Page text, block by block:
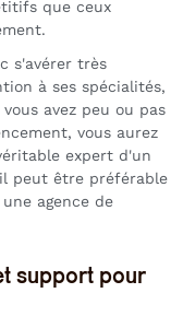
que ceux
s'avérer très
à ses spécialités,
avez peu ou pas
vous aurez
expert d'un
peut être préférable
agence de
support pour